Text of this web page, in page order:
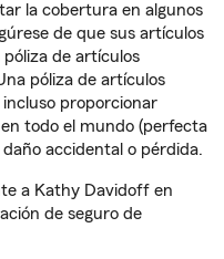
la cobertura en algunos
de que sus artículos
de artículos
póliza de artículos
proporcionar
en todo el mundo (perfecta
accidental o pérdida.
a Kathy Davidoff en
de seguro de